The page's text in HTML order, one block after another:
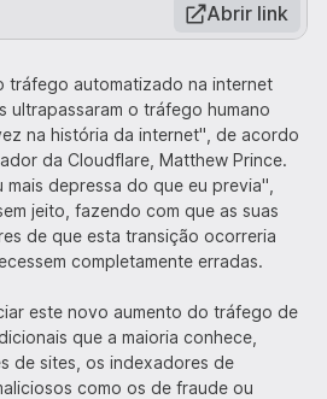
Abrir link
tráfego automatizado na internet
ultrapassaram o tráfego humano
na história da internet", de acordo
da Cloudflare, Matthew Prince.
depressa do que eu previa",
jeito, fazendo com que as suas
de que esta transição ocorreria
completamente erradas.
este novo aumento do tráfego de
que a maioria conhece,
de sites, os indexadores de
como os de fraude ou